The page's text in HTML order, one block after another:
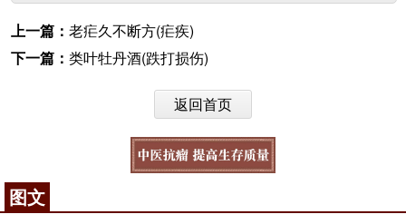
上一篇： 老疟久不断方(疟疾)
下一篇： 类叶牡丹酒(跌打损伤)
返回首页
图文